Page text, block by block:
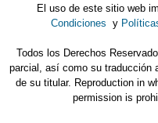
El uso de este sitio web
Condiciones y
Todos los Derechos
parcial, así como su traducción
de su titular. Reproduction in
permission is